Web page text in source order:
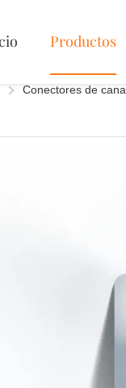
Productos
Conectores de